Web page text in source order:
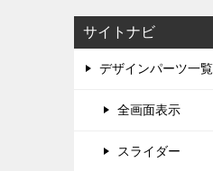
サイトナビ
デザインパーツ一覧
全画面表示
スライダー